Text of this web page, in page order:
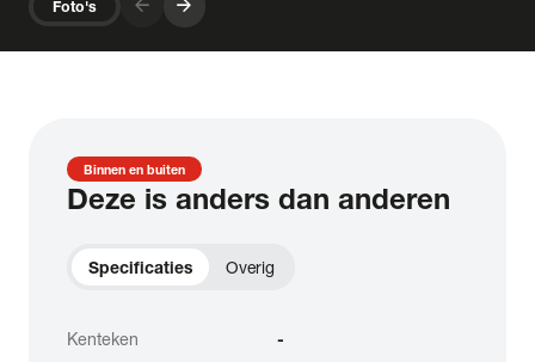
Foto's arrow_forward arrow_forward
Binnen en buiten
Deze is anders dan anderen
Specificaties Overig
Kenteken
-